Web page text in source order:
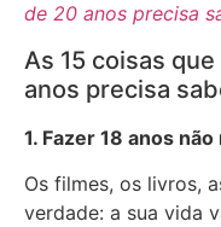
de 20 anos precisa
As 15 coisas
anos precisa
1. Fazer 18 anos
Os filmes, os livros,
verdade: a sua vida